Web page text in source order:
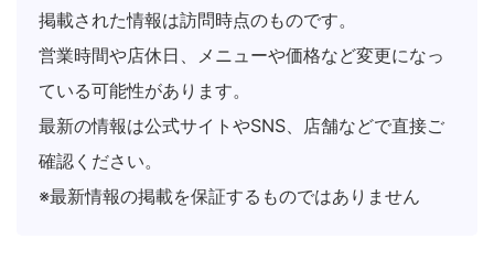
掲載された情報は訪問時点のものです。
営業時間や店休日、メニューや価格など変更になっ
ている可能性があります。
最新の情報は公式サイトやSNS、店舗などで直接ご
確認ください。
※最新情報の掲載を保証するものではありません